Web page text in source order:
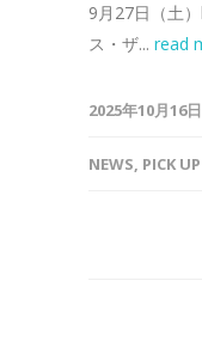
9月27日（土
ス・ザ... read
2025年10月16日
NEWS, PICK UP